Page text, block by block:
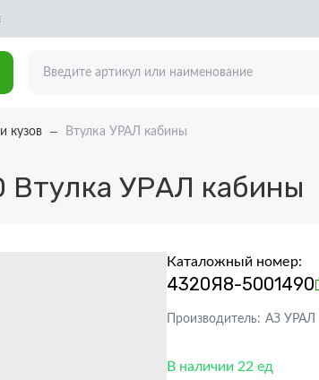
кузов Втулка УРАЛ кабины
Втулка УРАЛ кабины
Каталожный номер:
4320Я8-5001490
Производитель: АЗ УРАЛ
В наличии 22 ед